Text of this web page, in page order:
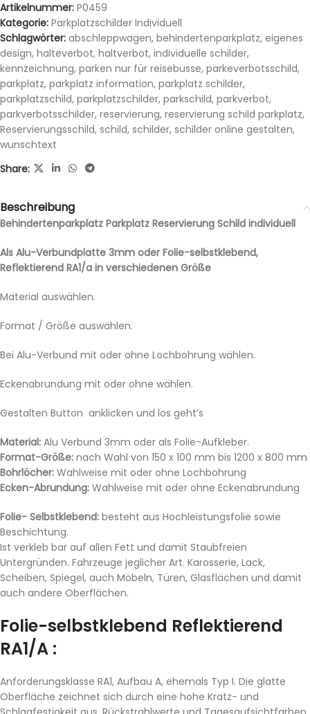
Artikelnummer: P0459
Kategorie: Parkplatzschilder Individuell
Schlagwörter: abschleppwagen, behindertenparkplatz, eigenes
design, halteverbot, haltverbot, individuelle schilder,
kennzeichnung, parken nur für reisebusse, parkeverbotsschild,
parkplatz, parkplatz information, parkplatz schilder,
parkplatzschild, parkplatzschilder, parkschild, parkverbot,
parkverbotsschilder, reservierung, reservierung schild parkplatz,
Reservierungsschild, schild, schilder, schilder online gestalten,
wunschtext
Share:
Beschreibung
Behindertenparkplatz Parkplatz Reservierung Schild individuell
Als Alu-Verbundplatte 3mm oder Folie-selbstklebend,
Reflektierend RA1/a in verschiedenen Größe
Material auswählen.
Format / Größe auswählen.
Bei Alu-Verbund mit oder ohne Lochbohrung wählen.
Eckenabrundung mit oder ohne wählen.
Gestalten Button anklicken und los geht’s
Material: Alu Verbund 3mm oder als Folie-Aufkleber.
Format-Größe: nach Wahl von 150 x 100 mm bis 1200 x 800 mm
Bohrlöcher: Wahlweise mit oder ohne Lochbohrung
Ecken-Abrundung: Wahlweise mit oder ohne Eckenabrundung
Folie- Selbstklebend: besteht aus Hochleistungsfolie sowie
Beschichtung.
Ist verkleb bar auf allen Fett und damit Staubfreien
Untergründen. Fahrzeuge jeglicher Art. Karosserie, Lack,
Scheiben, Spiegel, auch Möbeln, Türen, Glasflächen und damit
auch andere Oberflächen.
Folie-selbstklebend Reflektierend
RA1/A :
Anforderungsklasse RA1, Aufbau A, ehemals Typ I. Die glatte
Oberfläche zeichnet sich durch eine hohe Kratz- und